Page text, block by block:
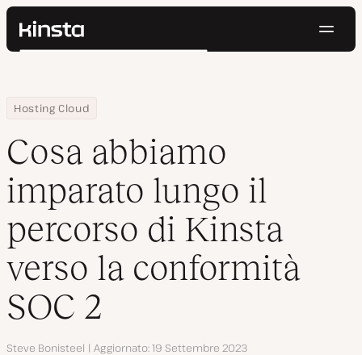
Kinsta®
Prezzi
Contatti
Cerca
Home
Centro Risorse
Blog
Hosting Cloud
Cosa abbiamo imparato lungo il percorso di Kinsta verso la
Cosa abbiamo
imparato lungo il
percorso di Kinsta
verso la conformità
SOC 2
Autore
Steve Bonisteel Aggiornato 19 Settembre 2023